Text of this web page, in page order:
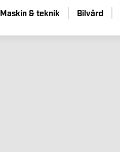
Maskin & teknik Bilvård